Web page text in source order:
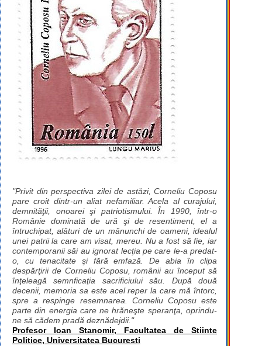
"Privit din perspectiva zilei de astăzi, Corneliu Coposu
pare croit dintr-un aliat nefamiliar. Acela al curajului,
demnităţii, onoarei şi patriotismului. În 1990, într-o
Românie dominată de ură şi de resentiment, el a
întruchipat, alături de un mănunchi de oameni, idealul
unei patrii la care am visat, mereu. Nu a fost să fie, iar
contemporanii săi au ignorat lecţia pe care le-a predat-
o, cu tenacitate şi fără emfază. De abia în clipa
despărţirii de Corneliu Coposu, românii au început să
înţeleagă semnficaţia sacrificiului său. După două
decenii, memoria sa este acel reper la care mă întorc,
spre a respinge resemnarea. Corneliu Coposu este
parte din energia care ne hrăneşte speranţa, oprindu-
ne să cădem pradă deznădejdii."
Profesor Ioan Stanomir, Facultatea de Stiinte
Politice, Universitatea Bucuresti